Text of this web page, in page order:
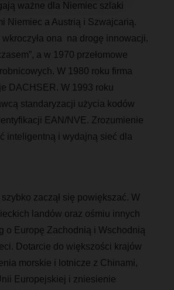
ważne dla Niemiec szlaki
Niemiec a Austrią i Szwajcarią.
ona na drogę innowacji.
a w 1970 przełomowe
W 1980 roku firma
DACHSER. W 1993 roku
standaryzacji użycia kodów
EAN/NVE. Zrozumienie
inteligentną i wydajną sieć dla
zaczął się powiększać. W
landów oraz ośmiu innych
o Europę Zachodnią i Wschodnią
Dotarcie do większości krajów
morskie i lotnicze z Chinami,
Europejskiej i zniesienie